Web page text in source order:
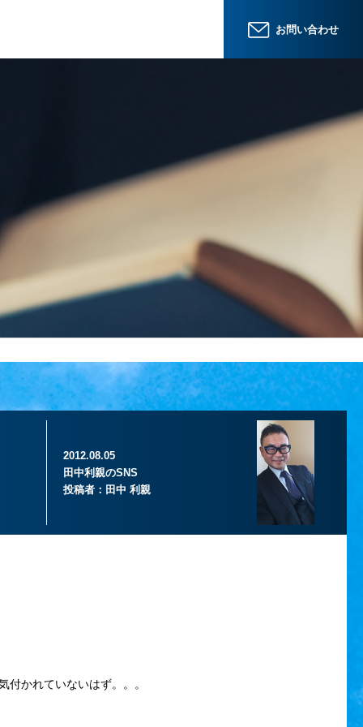
お問い合わせ
2012.08.05
田中利親のSNS
投稿者： 田中 利親
かれていないはず。。。